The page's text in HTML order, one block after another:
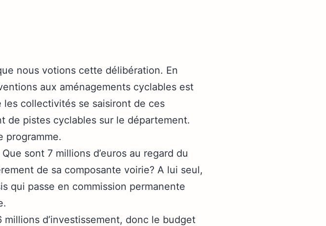
nous votions cette délibération. En
aux aménagements cyclables est
collectivités se saisiront de ces
de pistes cyclables sur le département.
programme.
sont 7 millions d’euros au regard du
de sa composante voirie? A lui seul,
qui passe en commission permanente
d’investissement, donc le budget